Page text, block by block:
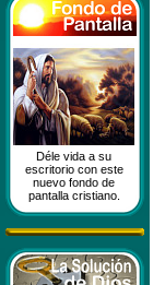
Déle vida a su
escritorio con este
nuevo fondo de
pantalla cristiano.